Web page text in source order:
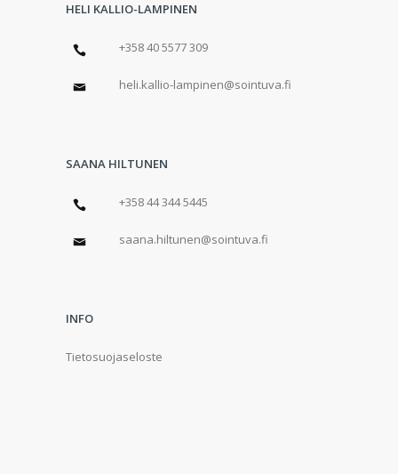
HELI KALLIO-LAMPINEN
+358 40 5577 309
heli.kallio-lampinen@sointuva.fi
SAANA HILTUNEN
+358 44 344 5445
saana.hiltunen@sointuva.fi
INFO
Tietosuojaseloste